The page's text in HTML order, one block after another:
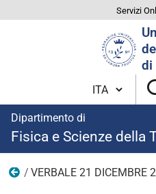
Servizi
di
Cambia
Dipartimento di
Fisica e Scienze della
2016
VERBALE 21 DICEMBRE